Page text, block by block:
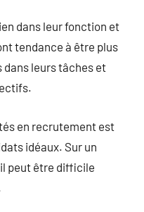
dans leur fonction et
tendance à être plus
leurs tâches et
en recrutement est
idéaux. Sur un
peut être difficile